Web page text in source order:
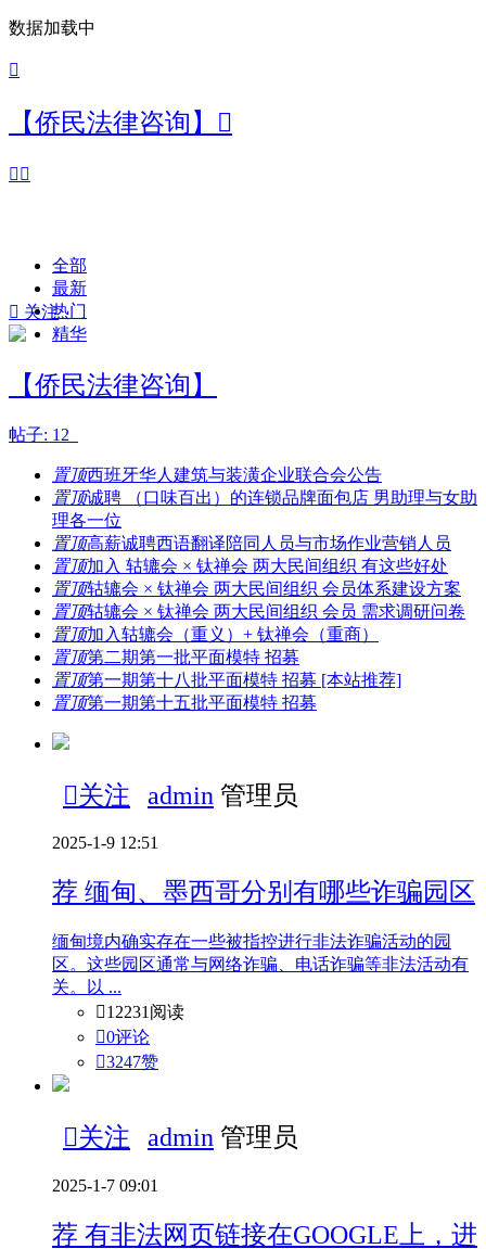
数据加载中

【侨民法律咨询】 
 
全部
最新
热门
精华
 关注
【侨民法律咨询】
帖子: 12
置顶西班牙华人建筑与装潢企业联合会公告
置顶诚聘 （口味百出）的连锁品牌面包店 男助理与女助
理各一位
置顶高薪诚聘西语翻译陪同人员与市场作业营销人员
置顶加入 轱辘会 × 钛禅会 两大民间组织 有这些好处
置顶轱辘会 × 钛禅会 两大民间组织 会员体系建设方案
置顶轱辘会 × 钛禅会 两大民间组织 会员 需求调研问卷
置顶加入轱辘会（重义）+ 钛禅会（重商）
置顶第二期第一批平面模特 招募
置顶第一期第十八批平面模特 招募 [本站推荐]
置顶第一期第十五批平面模特 招募
关注 admin 管理员
2025-1-9 12:51
荐 缅甸、墨西哥分别有哪些诈骗园区
缅甸境内确实存在一些被指控进行非法诈骗活动的园
区。这些园区通常与网络诈骗、电话诈骗等非法活动有
关。以 ...
12231阅读
0评论
3247赞
关注 admin 管理员
2025-1-7 09:01
荐 有非法网页链接在GOOGLE上，进